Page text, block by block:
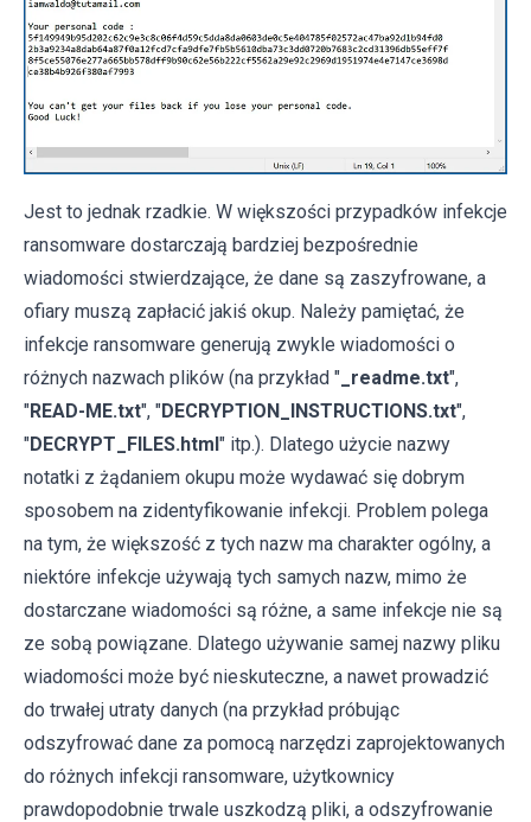
Jest to jednak rzadkie. W większości przypadków infekcje
ransomware dostarczają bardziej bezpośrednie
wiadomości stwierdzające, że dane są zaszyfrowane, a
ofiary muszą zapłacić jakiś okup. Należy pamiętać, że
infekcje ransomware generują zwykle wiadomości o
różnych nazwach plików (na przykład " _readme.txt",
"READ-ME.txt", "DECRYPTION_INSTRUCTIONS.txt",
"DECRYPT_FILES.html" itp.). Dlatego użycie nazwy
notatki z żądaniem okupu może wydawać się dobrym
sposobem na zidentyfikowanie infekcji. Problem polega
na tym, że większość z tych nazw ma charakter ogólny, a
niektóre infekcje używają tych samych nazw, mimo że
dostarczane wiadomości są różne, a same infekcje nie są
ze sobą powiązane. Dlatego używanie samej nazwy pliku
wiadomości może być nieskuteczne, a nawet prowadzić
do trwałej utraty danych (na przykład próbując
odszyfrować dane za pomocą narzędzi zaprojektowanych
do różnych infekcji ransomware, użytkownicy
prawdopodobnie trwale uszkodzą pliki, a odszyfrowanie